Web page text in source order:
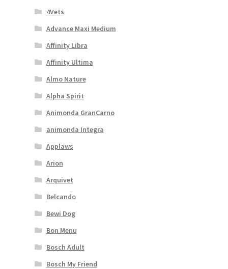
4Vets
Advance Maxi Medium
Affinity Libra
Affinity Ultima
Almo Nature
Alpha Spirit
Animonda GranCarno
animonda Integra
Applaws
Arion
Arquivet
Belcando
Bewi Dog
Bon Menu
Bosch Adult
Bosch My Friend